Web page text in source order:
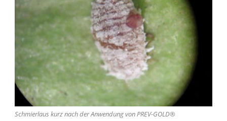
Schmierlaus kurz nach der Anwendung von PREV-GOLD®